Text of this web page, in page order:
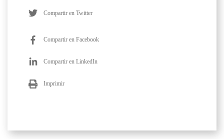
Compartir en Twitter
Compartir en Facebook
Compartir en LinkedIn
Imprimir